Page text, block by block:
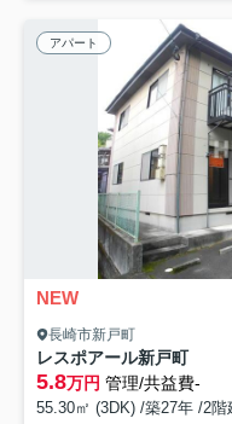
アパート
NEW
長崎市新戸町
レスポアール新戸町
5.8万円 管理/共益費-
55.30㎡ (3DK) /築27年 /2階